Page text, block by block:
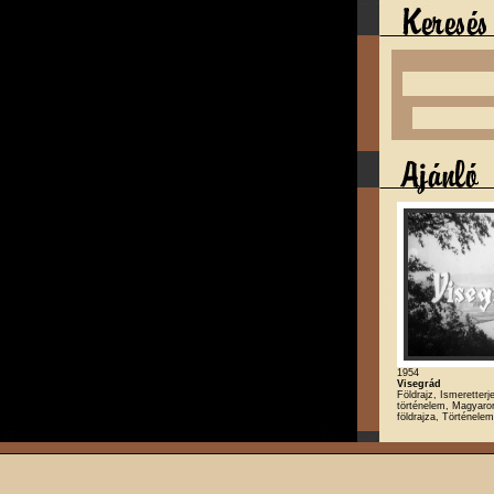
1954
Visegrád
Földrajz,
történelem,
földrajza, Történelem